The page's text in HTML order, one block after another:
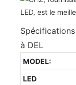
à DEL
MODEL:
LED